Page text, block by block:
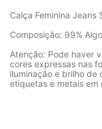
Calça Feminina Jeans
Composição: 99%
Atenção: Pode haver
cores expressas nas
iluminação e brilho de
etiquetas e metais em